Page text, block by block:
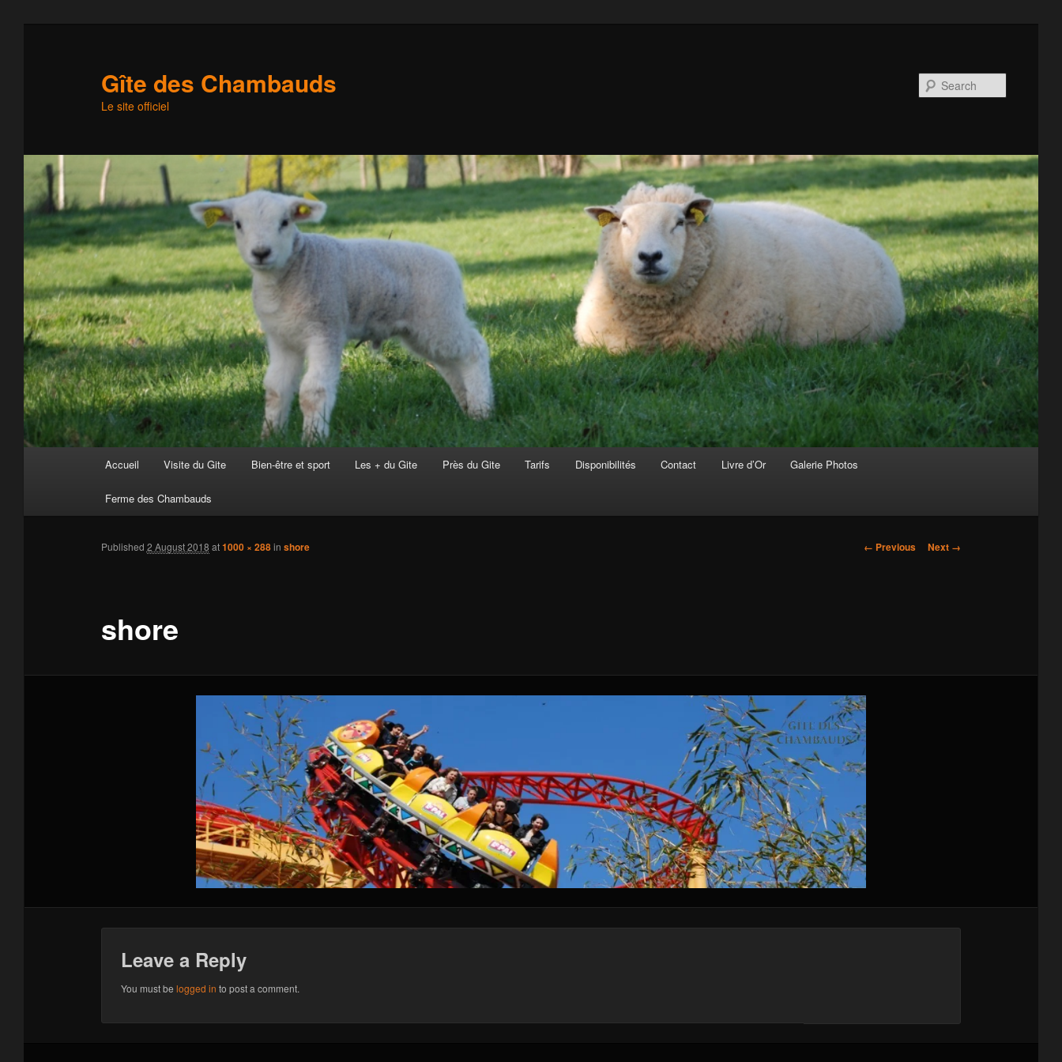
Gîte des Chambauds
Le site officiel
Skip
to
primary
Accueil Visite du Gite Bien-être et sport Les + du Gite Près du Gite Tarifs Disponibilités Contact Livre d’Or Galerie Photos
Ferme des Chambauds
Image
← Previous Next →
shore
Published 2 August 2018 at1000 × 288in shore
Leave a Reply
You must be logged in to post a comment.